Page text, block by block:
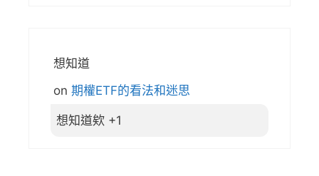
想知道
on 期權ETF的看法和迷思
想知道欸 +1